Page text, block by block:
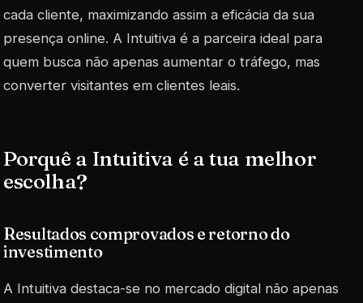
cada cliente, maximizando assim a eficácia da sua
presença online. A Intuitiva é a parceira ideal para
quem busca não apenas aumentar o tráfego, mas
converter visitantes em clientes leais.
Porquê a Intuitiva é a tua melhor
escolha?
Resultados comprovados e retorno do
investimento
A Intuitiva destaca-se no mercado digital não apenas